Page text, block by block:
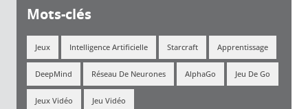
Mots-clés
Jeux Intelligence Artificielle Starcraft Apprentissage
DeepMind Réseau De Neurones AlphaGo Jeu De Go
Jeux Vidéo Jeu Vidéo